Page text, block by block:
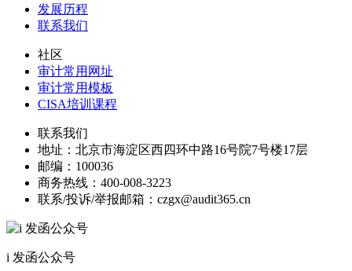
发展历程
联系我们
社区
审计常用网址
审计常用模板
CISA培训课程
联系我们
地址： 北京市海淀区西四环中路16号院7号楼17层
邮编： 100036
商务热线： 400-008-3223
联系/投诉/举报邮箱： czgx@audit365.cn
i 发函公众号